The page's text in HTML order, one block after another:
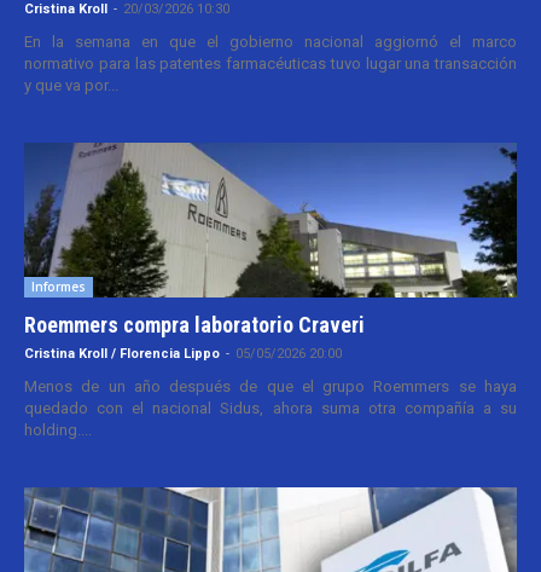
Cristina Kroll - 20/03/2026 10:30
En la semana en que el gobierno nacional aggiornó el marco
normativo para las patentes farmacéuticas tuvo lugar una transacción
y que va por...
Informes
Roemmers compra laboratorio Craveri
Cristina Kroll / Florencia Lippo - 05/05/2026 20:00
Menos de un año después de que el grupo Roemmers se haya
quedado con el nacional Sidus, ahora suma otra compañía a su
holding....